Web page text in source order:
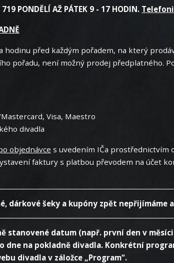
PONDĚLÍ AŽ PÁTEK 9 - 17 HODIN.
před každým pořadem, na který
pořadu, není možný prodej předplatného.
Visa, Maestro
divadla
objednávce s uvedením IČa prostřednictvím
faktury s platbou převodem na účet
dárkové šeky a kupóny zpět nepřijímáme
stanovené datum (např. první den v
dne na pokladně divadla. Konkrétní
divadla v záložce „Program“.